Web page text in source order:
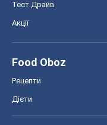
Тест Драйв
Акції
Food Oboz
Рецепти
Дієти